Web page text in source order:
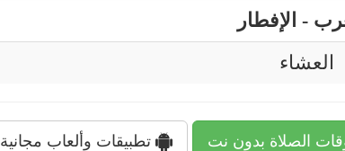
- الإفطار
العشاء
الصلاة بدون نت تطبيقات وألعاب مجانية